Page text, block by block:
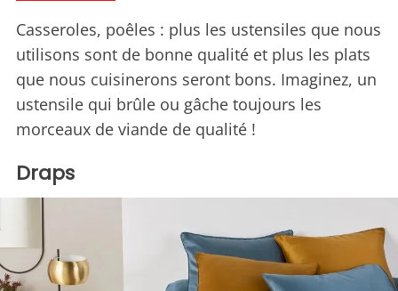
Casseroles, poêles : plus les ustensiles que nous
utilisons sont de bonne qualité et plus les plats
que nous cuisinerons seront bons. Imaginez, un
ustensile qui brûle ou gâche toujours les
morceaux de viande de qualité !
Draps